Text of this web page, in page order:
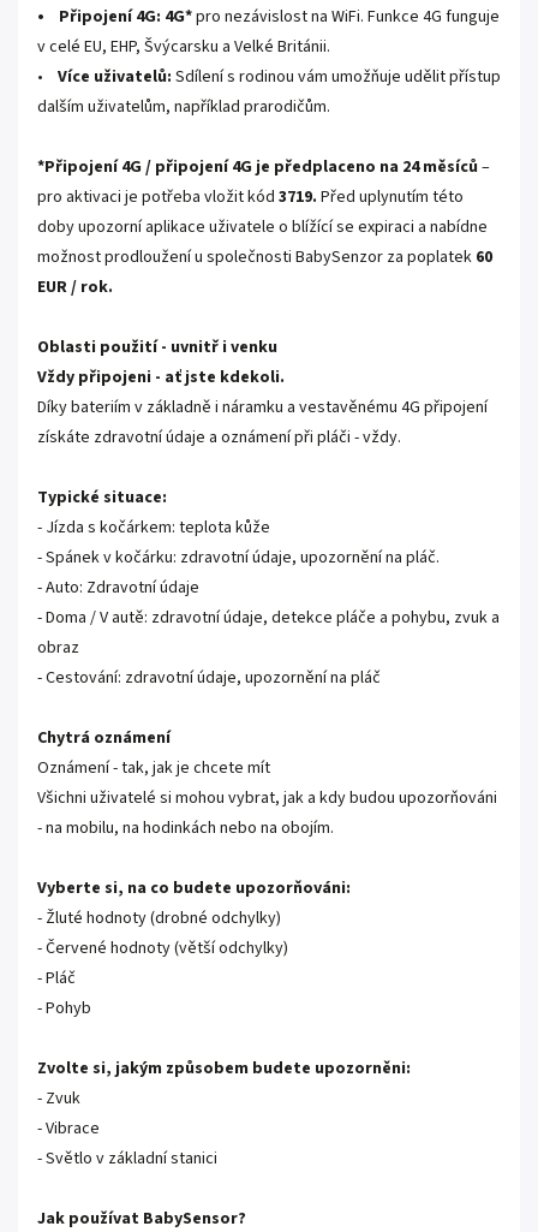
• Připojení 4G: 4G*pro nezávislost na WiFi. Funkce 4G funguje
v celé EU, EHP, Švýcarsku a Velké Británii.
•
Více uživatelů: Sdílení s rodinou vám umožňuje udělit přístup
dalším uživatelům, například prarodičům.
*Připojení 4G / připojení 4G je předplaceno na 24 měsíců –
pro aktivaci je potřeba vložit kód 3719. Před uplynutím této
doby upozorní aplikace uživatele o blížící se expiraci a nabídne
možnost prodloužení u společnosti BabySenzor za poplatek 60
EUR / rok.
Oblasti použití - uvnitř i venku
Vždy připojeni - ať jste kdekoli.
Díky bateriím v základně i náramku a vestavěnému 4G připojení
získáte zdravotní údaje a oznámení při pláči - vždy.
Typické situace:
- Jízda s kočárkem: teplota kůže
- Spánek v kočárku: zdravotní údaje, upozornění na pláč.
- Auto: Zdravotní údaje
- Doma / V autě: zdravotní údaje, detekce pláče a pohybu, zvuk a
obraz
- Cestování: zdravotní údaje, upozornění na pláč
Chytrá oznámení
Oznámení - tak, jak je chcete mít
Všichni uživatelé si mohou vybrat, jak a kdy budou upozorňováni
- na mobilu, na hodinkách nebo na obojím.
Vyberte si, na co budete upozorňováni:
- Žluté hodnoty (drobné odchylky)
- Červené hodnoty (větší odchylky)
- Pláč
- Pohyb
Zvolte si, jakým způsobem budete upozorněni:
- Zvuk
- Vibrace
- Světlo v základní stanici
Jak používat BabySensor?